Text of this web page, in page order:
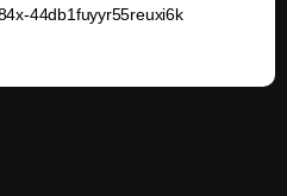
44db1fuyyr55reuxi6k